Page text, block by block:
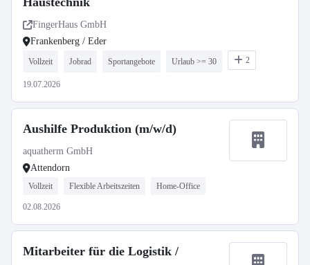
FingerHaus GmbH
Frankenberg / Eder
Vollzeit Jobrad Sportangebote Urlaub >= 30 2
19.07.2026
Aushilfe Produktion (m/w/d)
aquatherm GmbH
Attendorn
Vollzeit Flexible Arbeitszeiten Home-Office
02.08.2026
Mitarbeiter für die Logistik /